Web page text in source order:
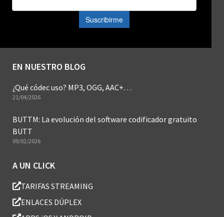
EN NUESTRO BLOG
¿Qué códec uso? MP3, OGG, AAC+…
21/04/2026
BUTTM: La evolución del software codificador gratuito
BUTT
09/02/2026
A UN CLICK
TARIFAS STREAMING
ENLACES DÚPLEX